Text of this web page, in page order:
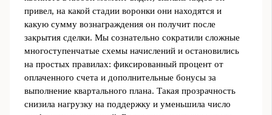
привел, на какой стадии воронки они находятся и
какую сумму вознаграждения он получит после
закрытия сделки. Мы сознательно сократили сложные
многоступенчатые схемы начислений и остановились
на простых правилах: фиксированный процент от
оплаченного счета и дополнительные бонусы за
выполнение квартального плана. Такая прозрачность
снизила нагрузку на поддержку и уменьшила число